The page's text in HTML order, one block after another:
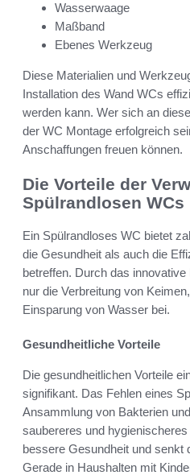
Wasserwaage
Maßband
Ebenes Werkzeug
Diese Materialien und
Installation des Wand WCs
werden kann. Wer sich an
der WC Montage erfolgreich
Anschaffungen freuen können.
Die Vorteile der
Spülrandlosen WCs
Ein Spülrandloses WC bietet
die Gesundheit als auch die
betreffen. Durch das
nur die Verbreitung von
Einsparung von Wasser bei.
Gesundheitliche Vorteile
Die gesundheitlichen Vorteile
signifikant. Das Fehlen eines
Ansammlung von Bakterien
saubereres und
bessere Gesundheit und senkt
Gerade in Haushalten mit